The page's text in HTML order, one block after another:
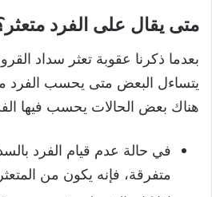
متى يقال على الفرد
بعدما ذكرنا عقوبة تعثر سداد
يتساءل البعض متى يحسب الفرد
هناك بعض الحالات يحسب فيها
متفرقة، فإنه يكون من